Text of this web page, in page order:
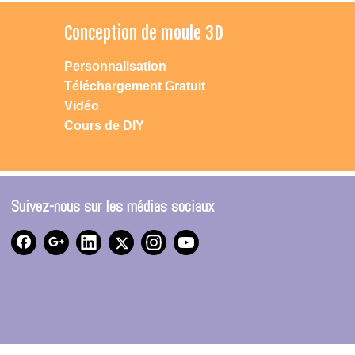
Conception de moule 3D
Personnalisation
Téléchargement Gratuit
Vidéo
Cours de DIY
Suivez-nous sur les médias sociaux